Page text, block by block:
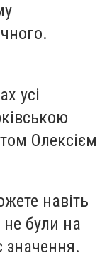
усі
Олексієм
навіть
не були на
значення.